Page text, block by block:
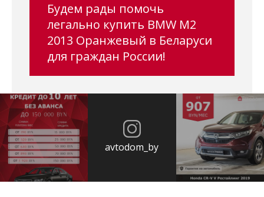
Будем рады помочь
легально купить BMW M2
2013 Оранжевый в Беларуси
для граждан России!
avtodom_by